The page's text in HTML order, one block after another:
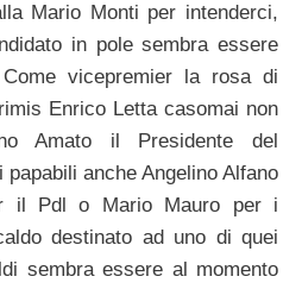
Mario Monti per intenderci,
in pole sembra essere
vicepremier la rosa di
Enrico Letta casomai non
Amato il Presidente del
anche Angelino Alfano
il Pdl o Mario Mauro per i
destinato ad uno di quei
sembra essere al momento